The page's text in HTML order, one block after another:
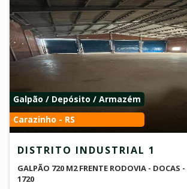
Galpão / Depósito / Armazém
Carazinho - RS
DISTRITO INDUSTRIAL 1
GALPÃO 720 M2 FRENTE RODOVIA - DOCAS
1720